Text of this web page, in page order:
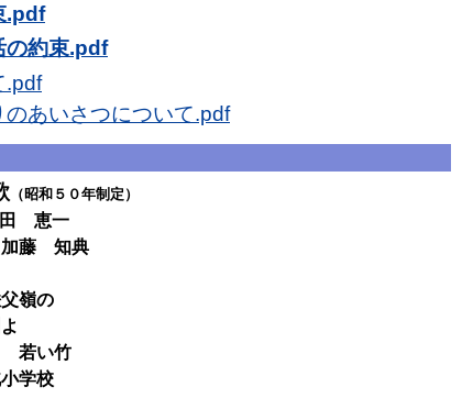
.pdf
の約束.pdf
.pdf
あいさつについて.pdf
（昭和５０年制定）
恵一
知典
嶺の
若い竹
学校